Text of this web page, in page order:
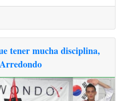
tener mucha disciplina,